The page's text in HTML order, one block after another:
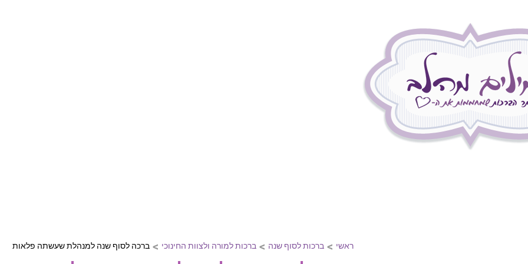
ראשי > ברכות לסוף שנה > ברכות למורה ולצוות החינוכי > ברכה לסוף שנה למנהלת שעשתה פלאות